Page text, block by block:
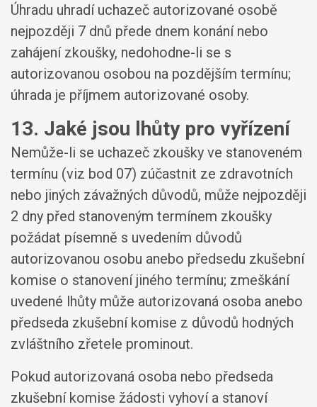
Úhradu uhradí uchazeč autorizované osobě
nejpozději 7 dnů přede dnem konání nebo
zahájení zkoušky, nedohodne-li se s
autorizovanou osobou na pozdějším termínu;
úhrada je příjmem autorizované osoby.
13. Jaké jsou lhůty pro vyřízení
Nemůže-li se uchazeč zkoušky ve stanoveném
termínu (viz bod 07) zúčastnit ze zdravotních
nebo jiných závažných důvodů, může nejpozději
2 dny před stanoveným termínem zkoušky
požádat písemně s uvedením důvodů
autorizovanou osobu anebo předsedu zkušební
komise o stanovení jiného termínu; zmeškání
uvedené lhůty může autorizovaná osoba anebo
předseda zkušební komise z důvodů hodných
zvláštního zřetele prominout.
Pokud autorizovaná osoba nebo předseda
zkušební komise žádosti vyhoví a stanoví